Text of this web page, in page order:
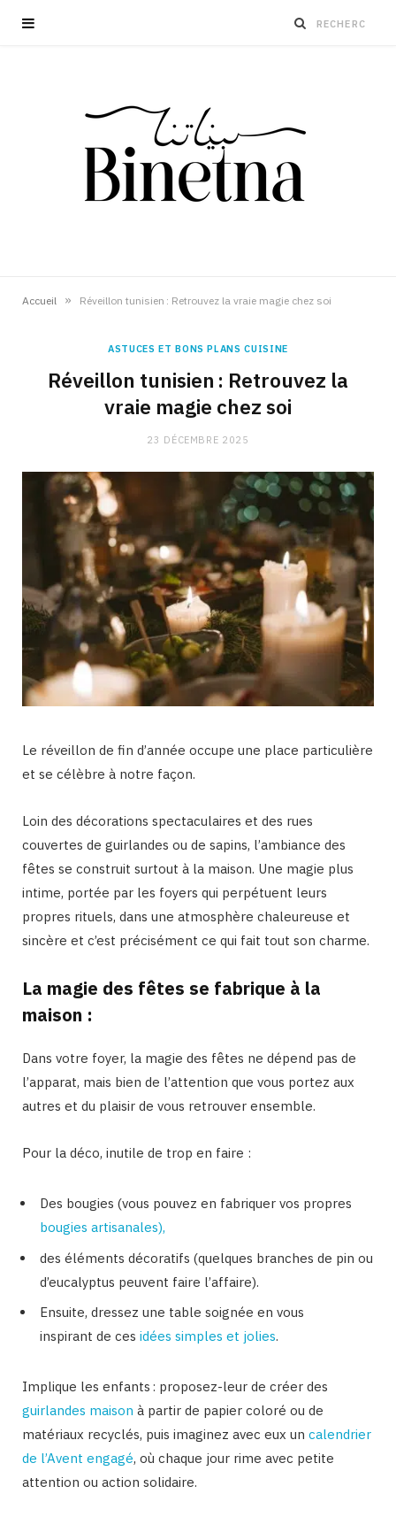
Accueil » Réveillon tunisien : Retrouvez la vraie magie chez soi
ASTUCES ET BONS PLANS CUISINE
Réveillon tunisien : Retrouvez la
vraie magie chez soi
23 DÉCEMBRE 2025
Le réveillon de fin d’année occupe une place particulière
et se célèbre à notre façon.
Loin des décorations spectaculaires et des rues
couvertes de guirlandes ou de sapins, l’ambiance des
fêtes se construit surtout à la maison. Une magie plus
intime, portée par les foyers qui perpétuent leurs
propres rituels, dans une atmosphère chaleureuse et
sincère et c’est précisément ce qui fait tout son charme.
La magie des fêtes se fabrique à la
maison :
Dans votre foyer, la magie des fêtes ne dépend pas de
l’apparat, mais bien de l’attention que vous portez aux
autres et du plaisir de vous retrouver ensemble.
Pour la déco, inutile de trop en faire :
Des bougies (vous pouvez en fabriquer vos propres
bougies artisanales),
des éléments décoratifs (quelques branches de pin ou
d’eucalyptus peuvent faire l’affaire).
Ensuite, dressez une table soignée en vous
inspirant de ces idées simples et jolies.
Implique les enfants : proposez-leur de créer des
guirlandes maison à partir de papier coloré ou de
matériaux recyclés, puis imaginez avec eux un calendrier
de l’Avent engagé, où chaque jour rime avec petite
attention ou action solidaire.